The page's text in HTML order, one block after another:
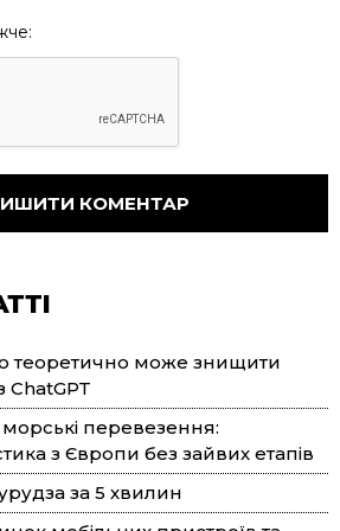
теоретично може знищити
ChatGPT
перевезення:
з Європи без зайвих етапів
за 5 хвилин